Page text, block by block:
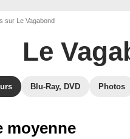
sur Le Vagabond
Le
Blu-Ray, DVD Photos
moyenne